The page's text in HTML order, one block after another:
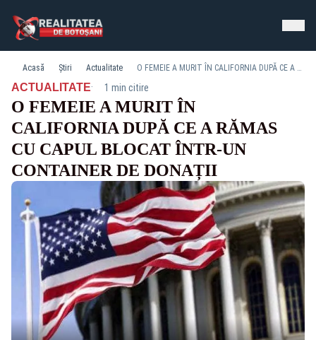
Acasă Știri Actualitate O FEMEIE A MURIT ÎN CALIFORNIA DUPĂ CE A RĂMAS CU CAPUL BLOCAT ÎNTR-UN CONTAINER DE DONAȚII
ACTUALITATE· 1 min citire
O FEMEIE A MURIT ÎN
CALIFORNIA DUPĂ CE A RĂMAS
CU CAPUL BLOCAT ÎNTR-UN
CONTAINER DE DONAȚII